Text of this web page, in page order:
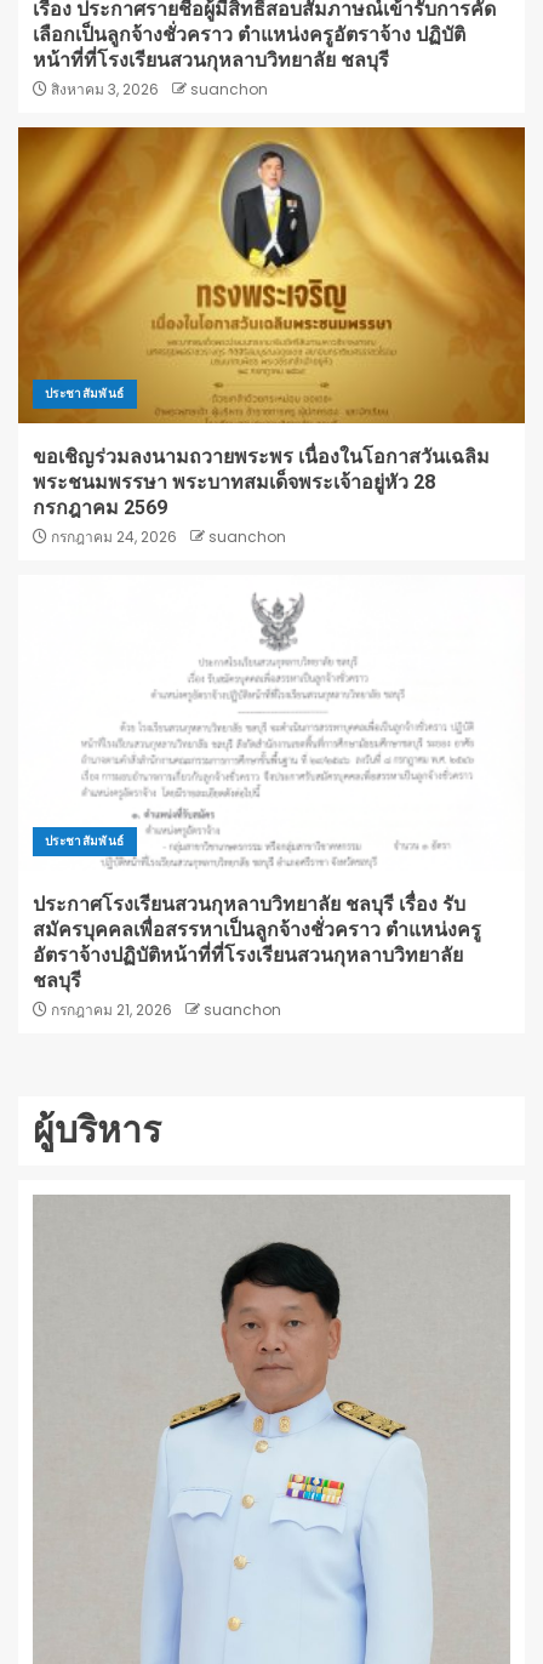
เรื่อง ประกาศรายชื่อผู้มีสิทธิ์สอบสัมภาษณ์เข้ารับการคัด
เลือกเป็นลูกจ้างชั่วคราว ตำแหน่งครูอัตราจ้าง ปฏิบัติ
หน้าที่ที่โรงเรียนสวนกุหลาบวิทยาลัย ชลบุรี
สิงหาคม 3, 2026 suanchon
ประชาสัมพันธ์
ขอเชิญร่วมลงนามถวายพระพร เนื่องในโอกาสวันเฉลิม
พระชนมพรรษา พระบาทสมเด็จพระเจ้าอยู่หัว 28
กรกฎาคม 2569
กรกฎาคม 24, 2026 suanchon
ประชาสัมพันธ์
ประกาศโรงเรียนสวนกุหลาบวิทยาลัย ชลบุรี เรื่อง รับ
สมัครบุคคลเพื่อสรรหาเป็นลูกจ้างชั่วคราว ตำแหน่งครู
อัตราจ้างปฏิบัติหน้าที่ที่โรงเรียนสวนกุหลาบวิทยาลัย
ชลบุรี
กรกฎาคม 21, 2026 suanchon
ผู้บริหาร